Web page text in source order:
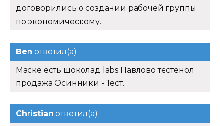
договорились о создании рабочей группы
по экономическому.
Ben ответил(а)
Маске есть шоколад labs Павлово тестенол
продажа Осинники - Тест.
Christian ответил(а)